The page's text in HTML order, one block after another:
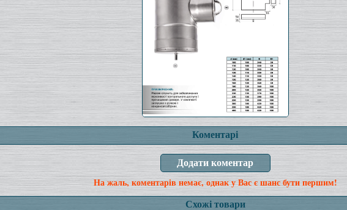
Коментарі
На жаль, коментарів немає, однак у Вас є шанс бути першим!
Схожі товари